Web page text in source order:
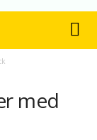
med